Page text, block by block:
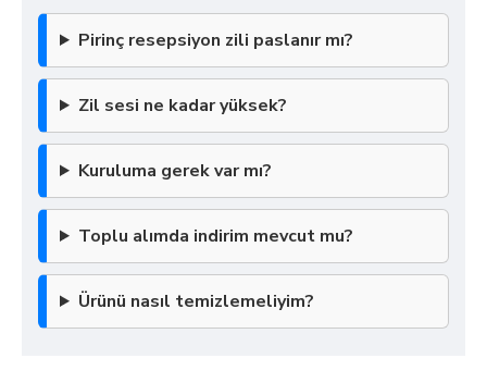
Pirinç resepsiyon zili paslanır mı?
Zil sesi ne kadar yüksek?
Kuruluma gerek var mı?
Toplu alımda indirim mevcut mu?
Ürünü nasıl temizlemeliyim?